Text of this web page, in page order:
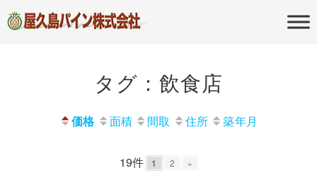
屋久島パイン
株式会社
のポータルサイト
タグ：飲食店
価格 面積 間取 住所 築年月
19件 1 2 »